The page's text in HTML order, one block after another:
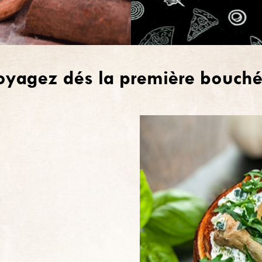
dés la première